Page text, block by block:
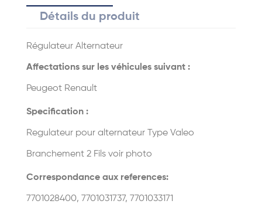
Détails du produit
Régulateur Alternateur
Affectations sur les véhicules suivant :
Peugeot Renault
Specification :
Regulateur pour alternateur Type Valeo
Branchement 2 Fils voir photo
Correspondance aux references:
7701028400, 7701031737, 7701033171